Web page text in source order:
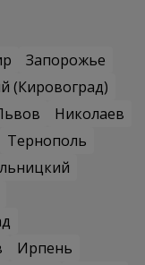
Запорожье
(Кировоград)
Николаев
Тернополь
Ирпень